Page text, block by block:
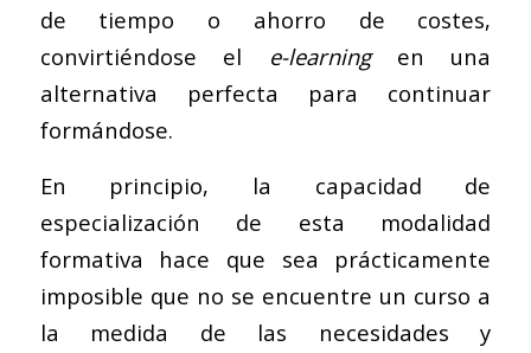
de tiempo o ahorro de costes,
convirtiéndose el e-learningen una
alternativa perfecta para continuar
formándose.
En principio, la capacidad de
especialización de esta modalidad
formativa hace que sea prácticamente
imposible que no se encuentre un curso a
la medida de las necesidades y